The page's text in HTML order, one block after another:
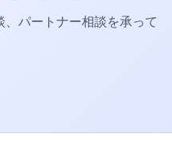
パートナー相談を承って